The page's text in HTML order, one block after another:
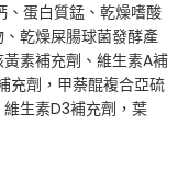
蛋白質錳、乾燥嗜酸
乾燥屎腸球菌發酵產
素補充劑、維生素A補
充劑，甲萘醌複合亞硫
生素D3補充劑，葉